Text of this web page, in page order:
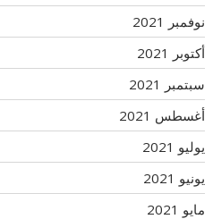
نوفمبر 2021
أكتوبر 2021
سبتمبر 2021
أغسطس 2021
يوليو 2021
يونيو 2021
مايو 2021